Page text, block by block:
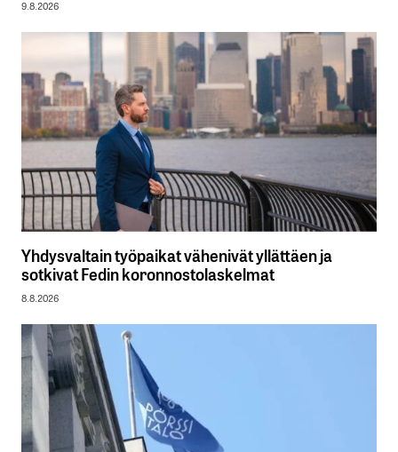
9.8.2026
Yhdysvaltain työpaikat vähenivät yllättäen ja
sotkivat Fedin koronnostolaskelmat
8.8.2026